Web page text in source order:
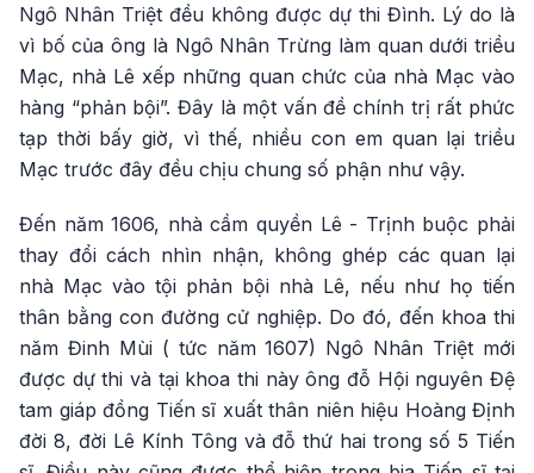
Ngô Nhân Triệt đều không được dự thi Đình. Lý do là
vì bố của ông là Ngô Nhân Trừng làm quan dưới triều
Mạc, nhà Lê xếp những quan chức của nhà Mạc vào
hàng “phản bội”. Đây là một vấn đề chính trị rất phức
tạp thời bấy giờ, vì thế, nhiều con em quan lại triều
Mạc trước đây đều chịu chung số phận như vậy.
Đến năm 1606, nhà cầm quyền Lê - Trịnh buộc phải
thay đổi cách nhìn nhận, không ghép các quan lại
nhà Mạc vào tội phản bội nhà Lê, nếu như họ tiến
thân bằng con đường cử nghiệp. Do đó, đến khoa thi
năm Đinh Mùi ( tức năm 1607) Ngô Nhân Triệt mới
được dự thi và tại khoa thi này ông đỗ Hội nguyên Đệ
tam giáp đồng Tiến sĩ xuất thân niên hiệu Hoàng Định
đời 8, đời Lê Kính Tông và đỗ thứ hai trong số 5 Tiến